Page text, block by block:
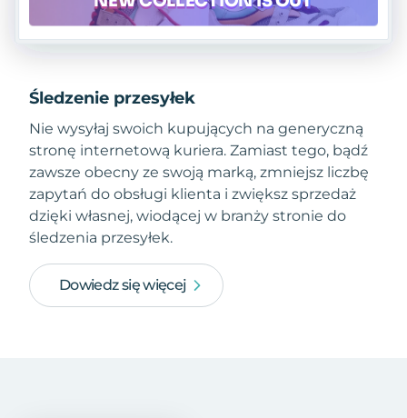
Śledzenie przesyłek
Nie wysyłaj swoich kupujących na generyczną
stronę internetową kuriera. Zamiast tego, bądź
zawsze obecny ze swoją marką, zmniejsz liczbę
zapytań do obsługi klienta i zwiększ sprzedaż
dzięki własnej, wiodącej w branży stronie do
śledzenia przesyłek.
Dowiedz się więcej